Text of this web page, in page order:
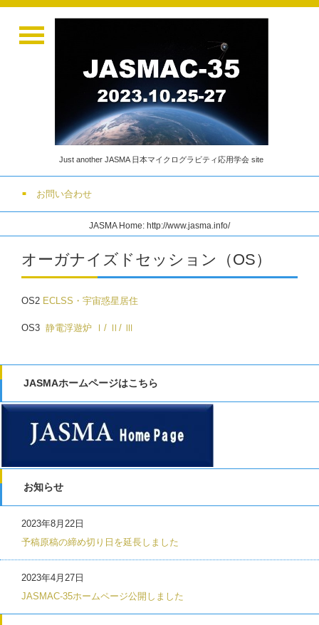
Just another JASMA 日本マイクログラビティ応用学会 site
お問い合わせ
JASMA Home: http://www.jasma.info/
オーガナイズドセッション（OS）
OS2 ECLSS・宇宙惑星居住
OS3 静電浮遊炉 Ⅰ/ Ⅱ/ Ⅲ
JASMAホームページはこちら
お知らせ
2023年8月22日
予稿原稿の締め切り日を延長しました
2023年4月27日
JASMAC-35ホームページ公開しました